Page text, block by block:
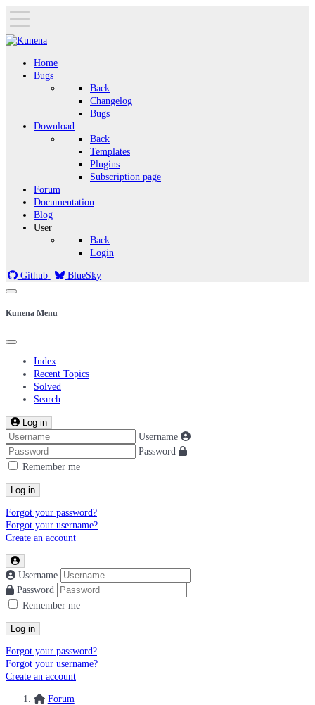
Home
Bugs
Back
Changelog
Bugs
Download
Back
Templates
Plugins
Subscription page
Forum
Documentation
Blog
User
Back
Login
Github BlueSky
Kunena Menu
Index
Recent Topics
Solved
Search
Log in
Username
Password
Remember me
Log in
Forgot your password?
Forgot your username?
Create an account
Username
Password
Remember me
Log in
Forgot your password?
Forgot your username?
Create an account
Forum